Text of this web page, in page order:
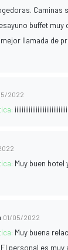
Caminas
buffet muy
llamada de
2022
Muy buen hotel
01/05/2022
Muy buena
personal es muy